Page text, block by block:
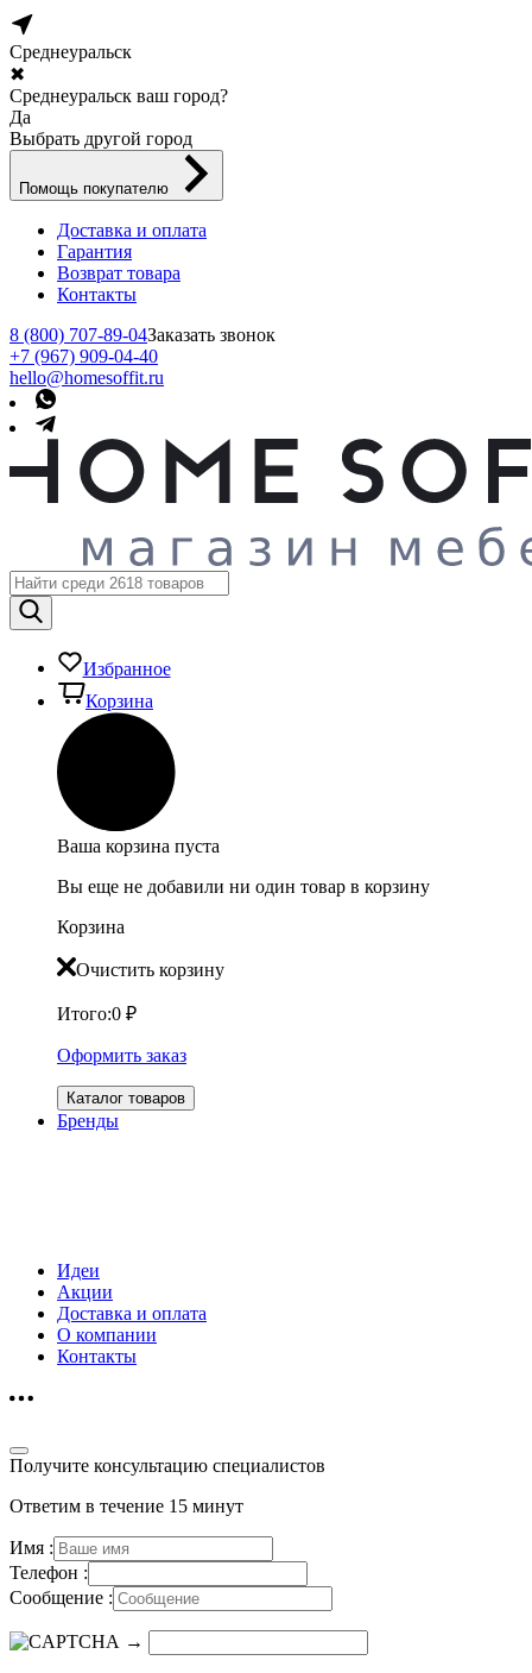
Среднеуральск
✖
Среднеуральск ваш город?
Да
Выбрать другой город
Помощь покупателю
Доставка и оплата
Гарантия
Возврат товара
Контакты
8 (800) 707-89-04Заказать звонок
+7 (967) 909-04-40
hello@homesoffit.ru
Избранное
Корзина
Ваша корзина пуста
Вы еще не добавили ни один товар в корзину
Корзина
Очистить корзину
Итого:0 ₽
Оформить заказ
Каталог товаров
Бренды
Идеи
Акции
Доставка и оплата
О компании
Контакты
Получите консультацию специалистов
Ответим в течение 15 минут
Имя :
Телефон :
Сообщение :
→